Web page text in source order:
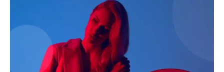
AIN NEWS 1
Contact Us
About Us
Privacy Policy